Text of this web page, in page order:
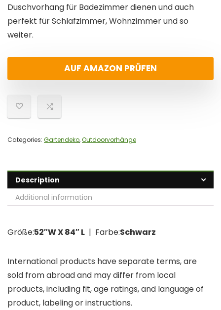
Duschvorhang für Badezimmer dienen und auch
perfekt für Schlafzimmer, Wohnzimmer und so
weiter.
AUF AMAZON PRÜFEN
Categories: Gartendeko,Outdoorvorhänge
Description
Additional information
Größe:52″W X 84″ L | Farbe:Schwarz
International products have separate terms, are
sold from abroad and may differ from local
products, including fit, age ratings, and language of
product, labeling or instructions.